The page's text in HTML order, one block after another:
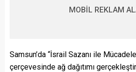
MOBİL REKLAM
Samsun’da “İsrail Sazanı ile
çerçevesinde ağ dağıtımı